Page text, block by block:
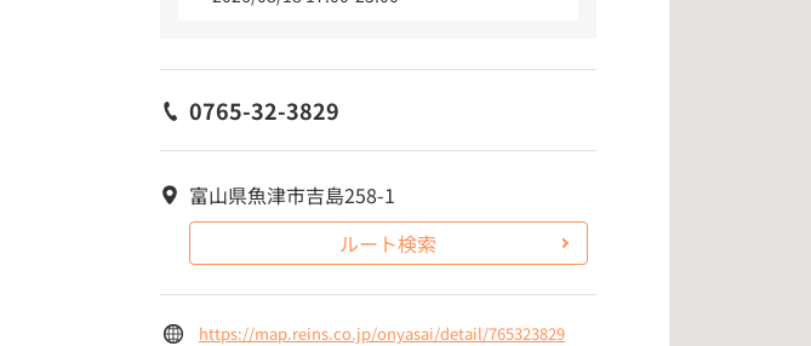
0765-32-3829
富山県魚津市吉島258-1
ルート検索
https://map.reins.co.jp/onyasai/detail/765323829